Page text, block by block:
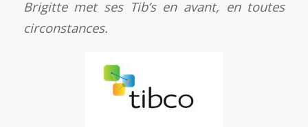
Brigitte met ses Tib’s en avant, en toutes
circonstances.